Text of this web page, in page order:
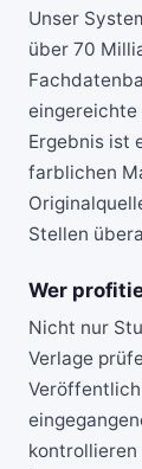
Unser
über 70
Ergebnis ist
farblichen
Stellen
Wer
Nicht nur
Verlage
kontrollieren